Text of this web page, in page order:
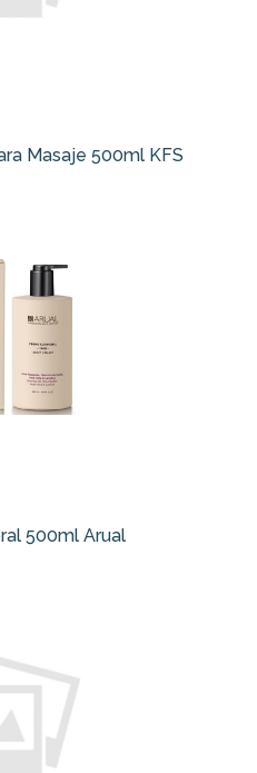
Masaje 500ml KFS
500ml Arual